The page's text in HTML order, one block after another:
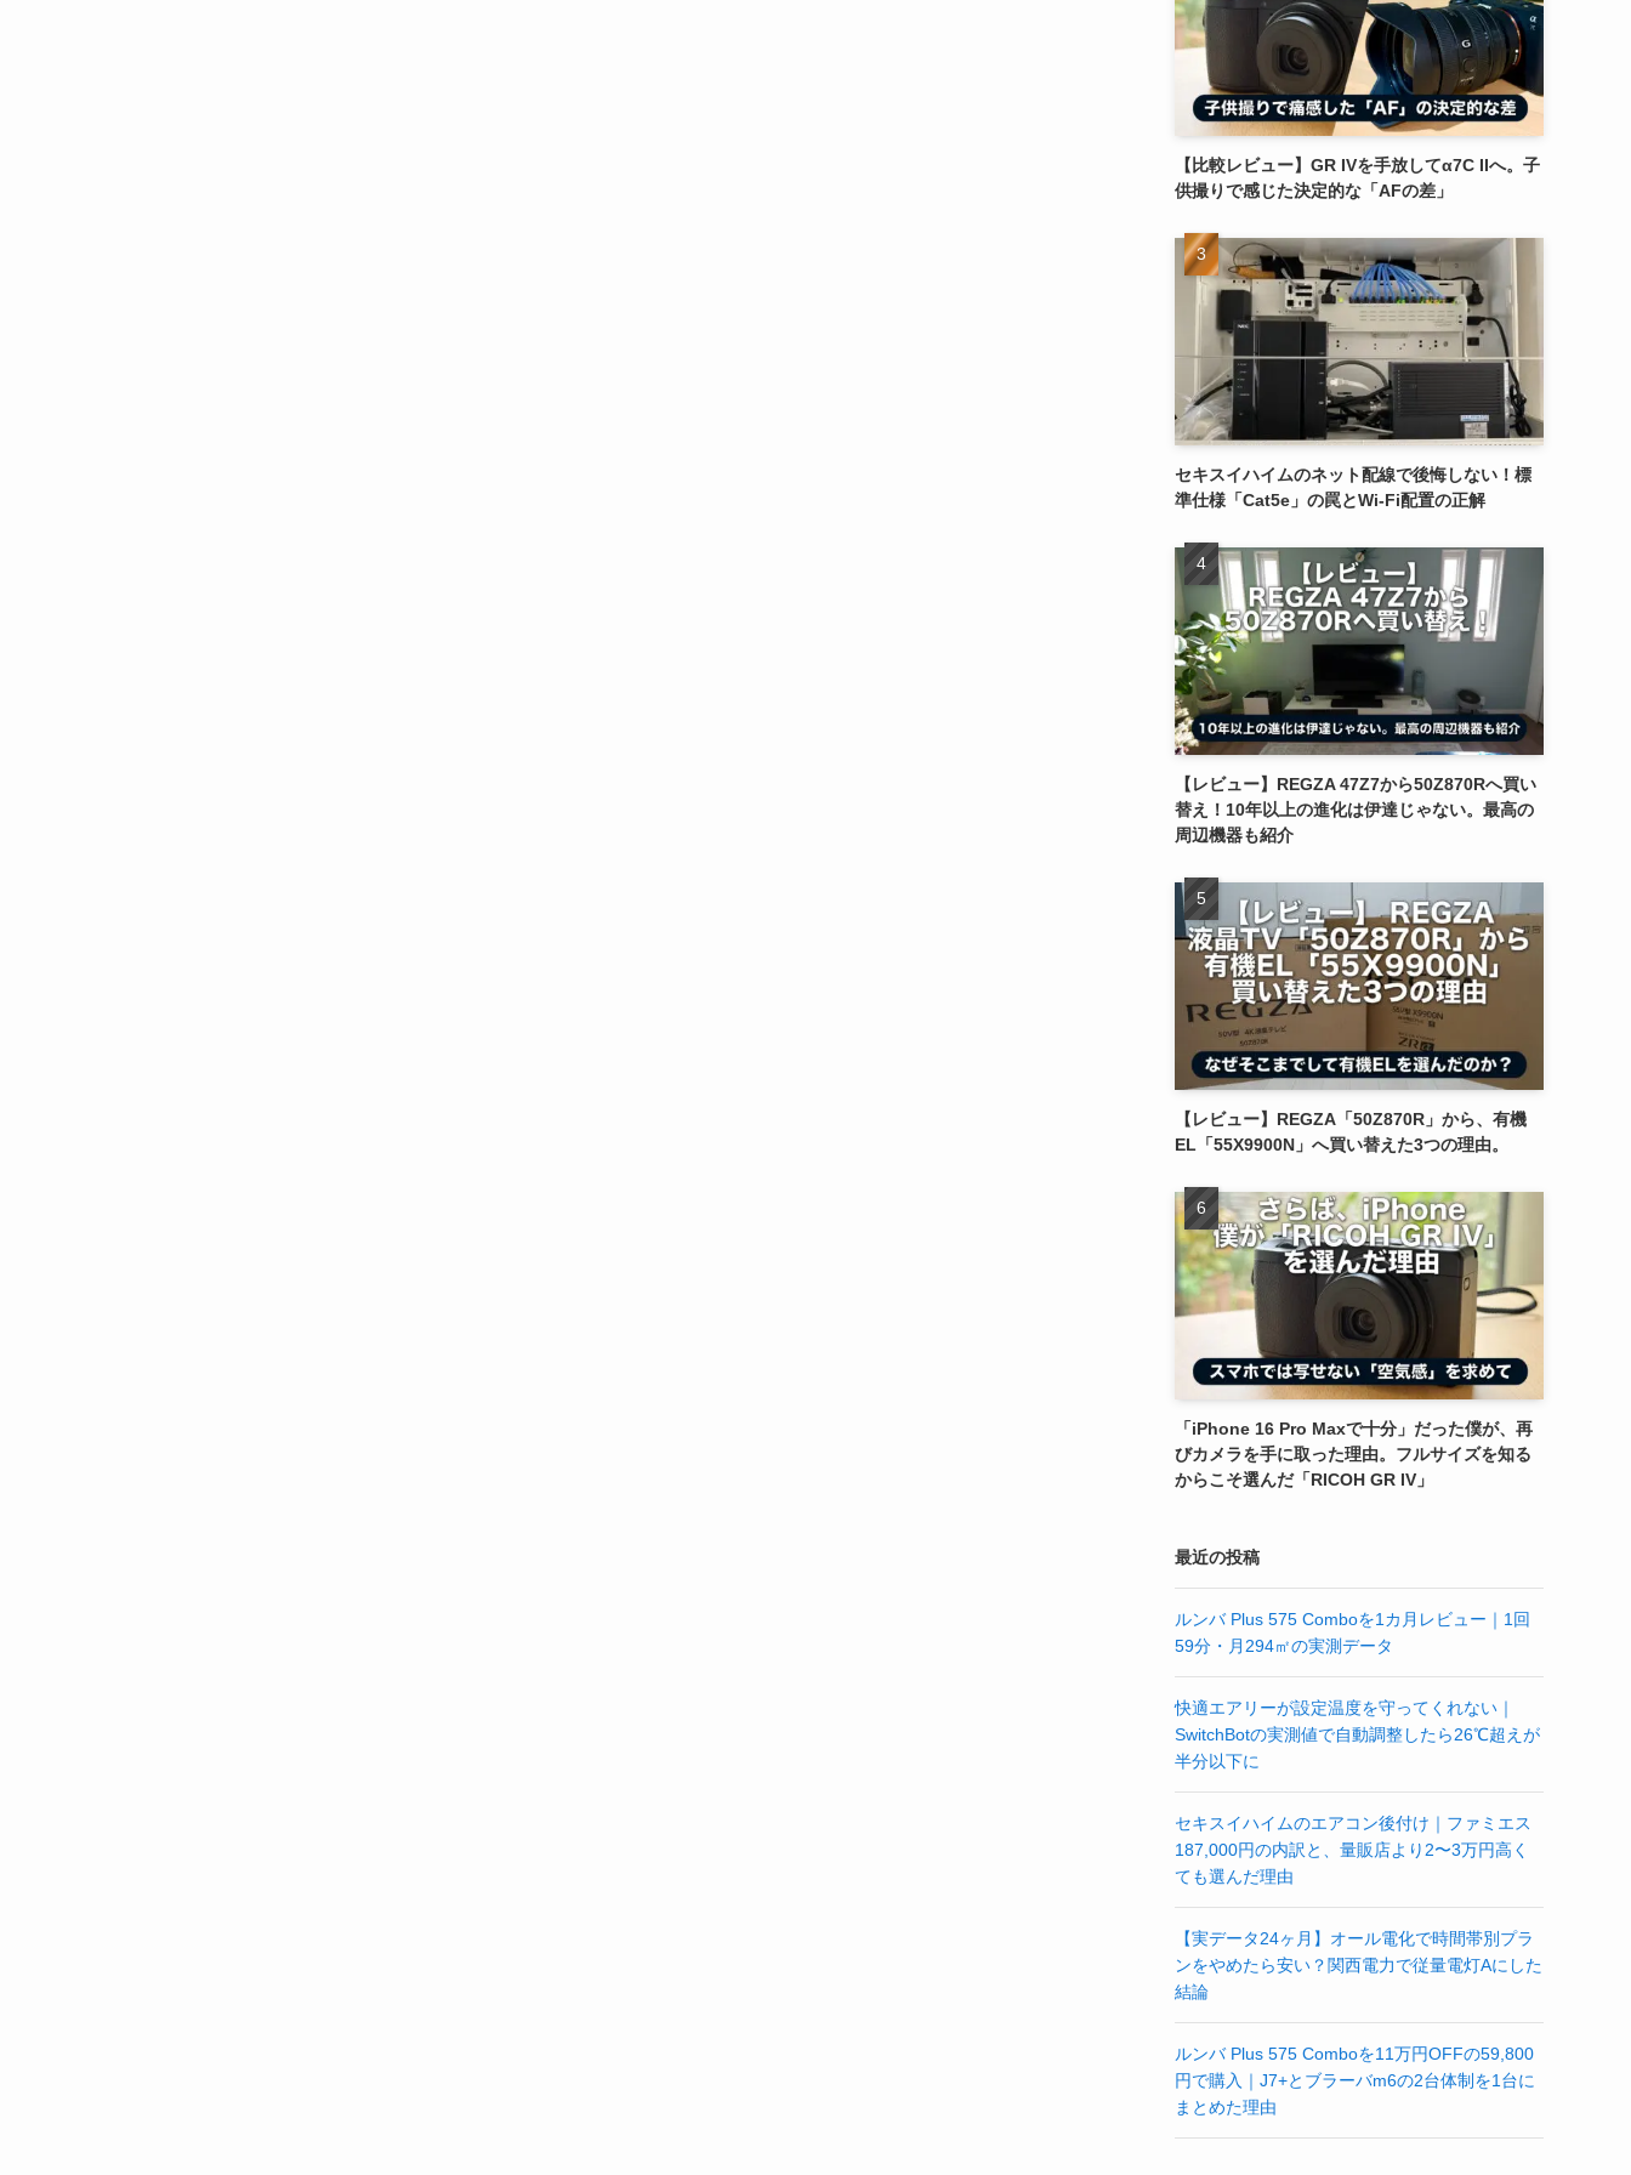
【比較レビュー】GR IVを手放してα7C IIへ。子
供撮りで感じた決定的な「AFの差」
セキスイハイムのネット配線で後悔しない！標
準仕様「Cat5e」の罠とWi-Fi配置の正解
【レビュー】REGZA 47Z7から50Z870Rへ買い
替え！10年以上の進化は伊達じゃない。最高の
周辺機器も紹介
【レビュー】REGZA「50Z870R」から、有機
EL「55X9900N」へ買い替えた3つの理由。
「iPhone 16 Pro Maxで十分」だった僕が、再
びカメラを手に取った理由。フルサイズを知る
からこそ選んだ「RICOH GR IV」
最近の投稿
ルンバ Plus 575 Comboを1カ月レビュー｜1回
59分・月294㎡の実測データ
快適エアリーが設定温度を守ってくれない｜
SwitchBotの実測値で自動調整したら26℃超えが
半分以下に
セキスイハイムのエアコン後付け｜ファミエス
187,000円の内訳と、量販店より2〜3万円高く
ても選んだ理由
【実データ24ヶ月】オール電化で時間帯別プラ
ンをやめたら安い？関西電力で従量電灯Aにした
結論
ルンバ Plus 575 Comboを11万円OFFの59,800
円で購入｜J7+とブラーバm6の2台体制を1台に
まとめた理由